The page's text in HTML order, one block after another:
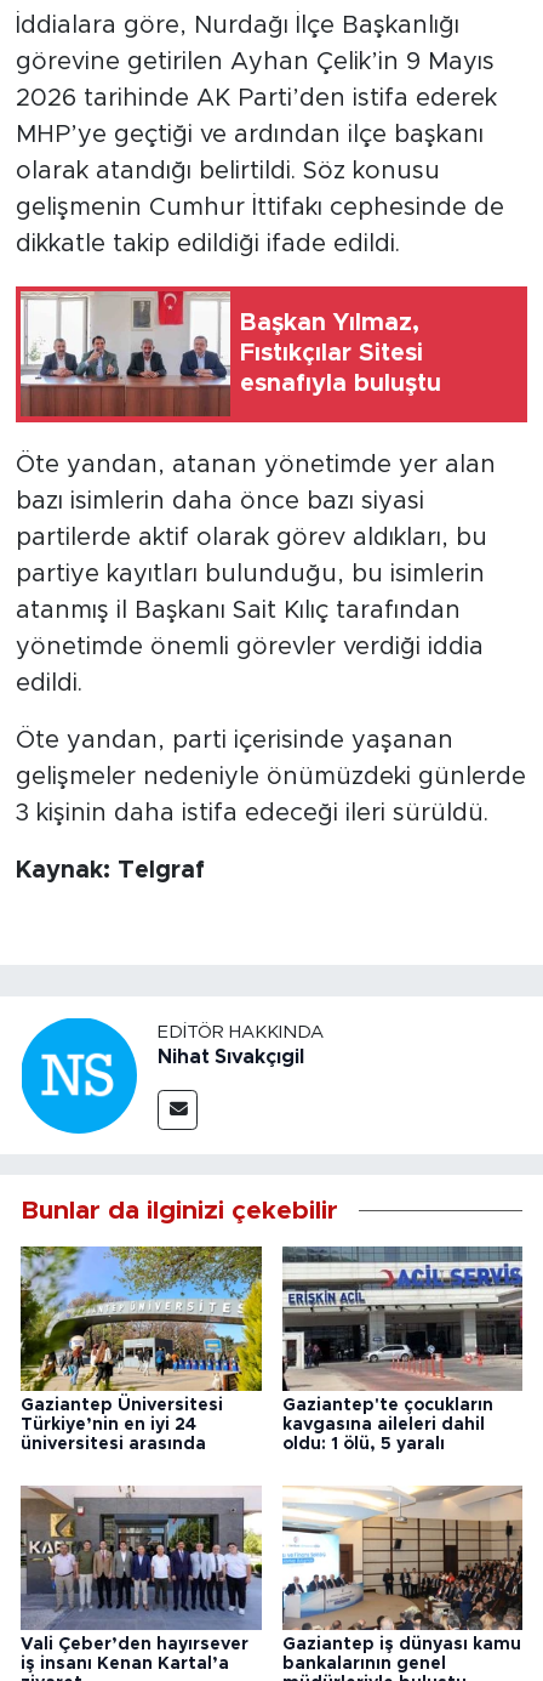
İddialara göre, Nurdağı İlçe Başkanlığı
görevine getirilen Ayhan Çelik’in 9 Mayıs
2026 tarihinde AK Parti’den istifa ederek
MHP’ye geçtiği ve ardından ilçe başkanı
olarak atandığı belirtildi. Söz konusu
gelişmenin Cumhur İttifakı cephesinde de
dikkatle takip edildiği ifade edildi.
Başkan Yılmaz,
Fıstıkçılar Sitesi
esnafıyla buluştu
Öte yandan, atanan yönetimde yer alan
bazı isimlerin daha önce bazı siyasi
partilerde aktif olarak görev aldıkları, bu
partiye kayıtları bulunduğu, bu isimlerin
atanmış il Başkanı Sait Kılıç tarafından
yönetimde önemli görevler verdiği iddia
edildi.
Öte yandan, parti içerisinde yaşanan
gelişmeler nedeniyle önümüzdeki günlerde
3 kişinin daha istifa edeceği ileri sürüldü.
Kaynak: Telgraf
EDITÖR HAKKINDA
Nihat Sıvakçıgil
Bunlar da ilginizi çekebilir
Gaziantep Üniversitesi
Türkiye’nin en iyi 24
üniversitesi arasında
Gaziantep'te çocukların
kavgasına aileleri dahil
oldu: 1 ölü, 5 yaralı
Vali Çeber’den hayırsever
iş insanı Kenan Kartal’a
Gaziantep iş dünyası kamu
bankalarının genel